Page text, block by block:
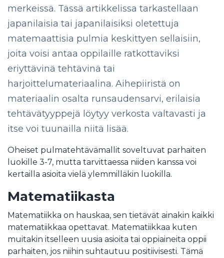
merkeissä. Tässä artikkelissa tarkastellaan
japanilaisia tai japanilaisiksi oletettuja
matemaattisia pulmia keskittyen sellaisiin,
joita voisi antaa oppilaille ratkottaviksi
eriyttävinä tehtävinä tai
harjoittelumateriaalina. Aihepiiristä on
materiaalin osalta runsaudensarvi, erilaisia
tehtävätyyppejä löytyy verkosta valtavasti ja
itse voi tuunailla niitä lisää.
Oheiset pulmatehtävämallit soveltuvat parhaiten
luokille 3-7, mutta tarvittaessa niiden kanssa voi
kertailla asioita vielä ylemmilläkin luokilla.
Matematiikasta
Matematiikka on hauskaa, sen tietävät ainakin kaikki
matematiikkaa opettavat. Matematiikkaa kuten
muitakin itselleen uusia asioita tai oppiaineita oppii
parhaiten, jos niihin suhtautuu positiivisesti. Tämä